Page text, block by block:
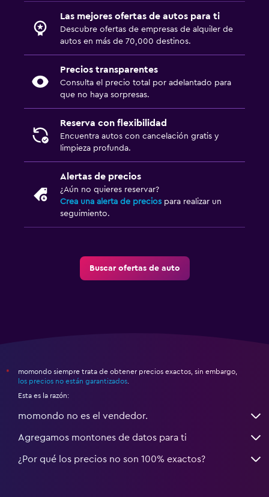
Las mejores ofertas de autos para ti
Descubre ofertas de empresas de alquiler de
autos en más de 70,000 destinos.
Precios transparentes
Consulta el precio total por adelantado para
que no haya sorpresas.
Reserva con flexibilidad
Encuentra autos con cancelación gratis y
limpieza profunda.
Alertas de precios
¿Aún no quieres reservar?
Crea una alerta de precios para realizar un
seguimiento.
Buscar ofertas de auto
*
momondo siempre trata de obtener precios exactos, sin embargo,
los precios no están garantizados
Esta es la razón:
momondo no es el vendedor.
Agregamos montones de datos para ti
¿Por qué los precios no son 100% exactos?